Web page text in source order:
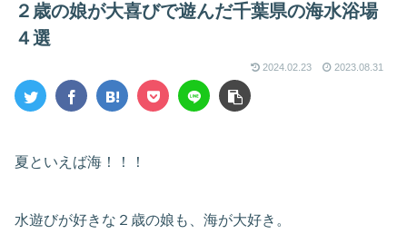
２歳の娘が大喜びで遊んだ千葉県の海水浴場
４選
2024.02.23 2023.08.31
夏といえば海！！！
水遊びが好きな２歳の娘も、海が大好き。